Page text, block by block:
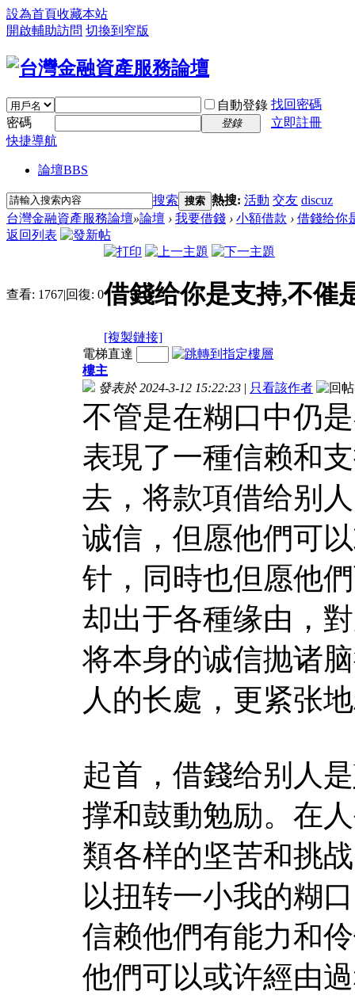
設為首頁收藏本站
開啟輔助訪問 切換到窄版
自動登錄 找回密碼
密碼
登錄
立即註冊
快捷導航
論壇BBS
搜索 搜索 熱搜: 活動 交友 discuz
台灣金融資產服務論壇»論壇 › 我要借錢 › 小額借款 › 借錢给你
返回列表
查看: 1767|回復: 0借錢给你是支持,不催
[複製鏈接]
電梯直達
樓主
發表於 2024-3-12 15:22:23 | 只看該作者
不管是在糊口中仍
表現了一種信赖和
去，将款項借给别
诚信，但愿他們可
针，同時也但愿他
却出于各種缘由，
将本身的诚信抛诸
人的长處，更紧张
起首，借錢给别人是
撑和鼓動勉励。在
類各样的坚苦和挑
以扭转一小我的糊
信赖他們有能力和
他們可以或许經由